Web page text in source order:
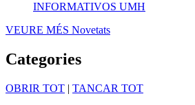
INFORMATIVOS UMH
VEURE MÉS Novetats
Categories
OBRIR TOT | TANCAR TOT